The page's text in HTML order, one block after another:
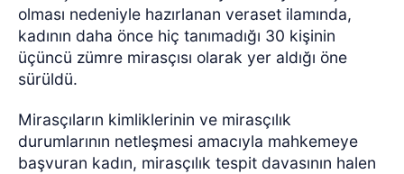
olması nedeniyle hazırlanan veraset ilamında,
kadının daha önce hiç tanımadığı 30 kişinin
üçüncü zümre mirasçısı olarak yer aldığı öne
sürüldü.
Mirasçıların kimliklerinin ve mirasçılık
durumlarının netleşmesi amacıyla mahkemeye
başvuran kadın, mirasçılık tespit davasının halen